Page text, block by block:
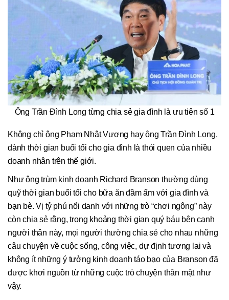
Ông Trần Đình Long từng chia sẻ gia đình là ưu tiên số 1
Không chỉ ông Phạm Nhật Vượng hay ông Trần Đình Long,
dành thời gian buổi tối cho gia đình là thói quen của nhiều
doanh nhân trên thế giới.
Như ông trùm kinh doanh Richard Branson thường dùng
quỹ thời gian buổi tối cho bữa ăn đầm ấm với gia đình và
bạn bè. Vị tỷ phú nổi danh với những trò “chơi ngông” này
còn chia sẻ rằng, trong khoảng thời gian quý báu bên cạnh
người thân này, mọi người thường chia sẻ cho nhau những
câu chuyện về cuộc sống, công việc, dự định tương lai và
không ít những ý tưởng kinh doanh táo bạo của Branson đã
được khơi nguồn từ những cuộc trò chuyện thân mật như
vậy.